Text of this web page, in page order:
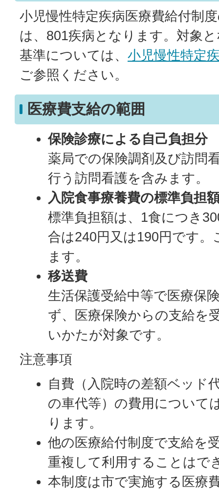
小児慢性特定疾病医療費給付制
は、801疾病となります。対象
基準については、 小児慢性特定
ご参照ください。
医療費支給の範囲
保険診療による自己負担分
薬局での保険調剤及び訪問
行う訪問看護を含みます。
入院食事療養費の標準負担
標準負担額は、1食につき
合は240円又は190円です。
ます。
移送費
生活保護受給中等で医療保
ず、医療保険からの支給を
いかたが対象です。
注意事項
自費（入院時の差額ベッド
の車代等）の費用について
ります。
他の医療給付制度で支給を
重複して利用することはで
本制度は市で実施する医療